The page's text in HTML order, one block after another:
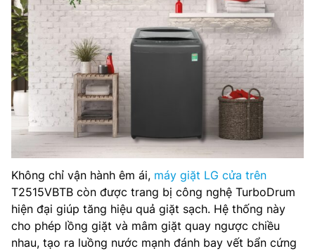
Không chỉ vận hành êm ái, máy giặt LG cửa trên
T2515VBTB còn được trang bị công nghệ TurboDrum
hiện đại giúp tăng hiệu quả giặt sạch. Hệ thống này
cho phép lồng giặt và mâm giặt quay ngược chiều
nhau, tạo ra luồng nước mạnh đánh bay vết bẩn cứng